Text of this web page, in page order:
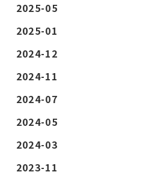
2025-05
2025-01
2024-12
2024-11
2024-07
2024-05
2024-03
2023-11